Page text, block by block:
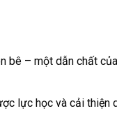
bê – một dẫn chất
lực học và cải thiện